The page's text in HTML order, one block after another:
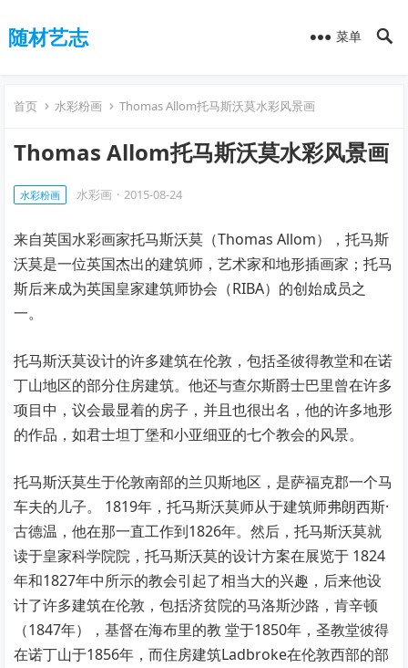
随材艺志 菜单
首页 水彩粉画 Thomas Allom托马斯沃莫水彩风景画
Thomas Allom托马斯沃莫水彩风景画
水彩粉画 水彩画 · 2015-08-24
来自英国水彩画家托马斯沃莫（Thomas Allom），托马斯
沃莫是一位英国杰出的建筑师，艺术家和地形插画家；托马
斯后来成为英国皇家建筑师协会（RIBA）的创始成员之
一。
托马斯沃莫设计的许多建筑在伦敦，包括圣彼得教堂和在诺
丁山地区的部分住房建筑。他还与查尔斯爵士巴里曾在许多
项目中，议会最显着的房子，并且也很出名，他的许多地形
的作品，如君士坦丁堡和小亚细亚的七个教会的风景。
托马斯沃莫生于伦敦南部的兰贝斯地区，是萨福克郡一个马
车夫的儿子。 1819年，托马斯沃莫师从于建筑师弗朗西斯·
古德温，他在那一直工作到1826年。然后，托马斯沃莫就
读于皇家科学院院，托马斯沃莫的设计方案在展览于 1824
年和1827年中所示的教会引起了相当大的兴趣，后来他设
计了许多建筑在伦敦，包括济贫院的马洛斯沙路，肯辛顿
（1847年），基督在海布里的教 堂于1850年，圣教堂彼得
在诺丁山于1856年，而住房建筑Ladbroke在伦敦西部的部